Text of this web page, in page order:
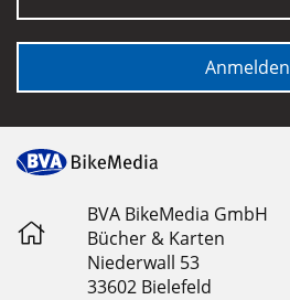
Anmelden
BVA BikeMedia GmbH
Bücher & Karten
Niederwall 53
33602 Bielefeld